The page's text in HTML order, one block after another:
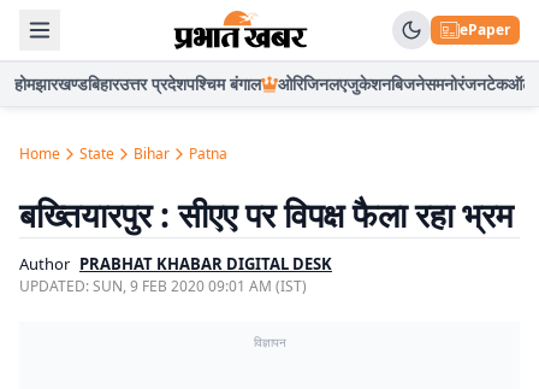
ePaper
होमझारखण्डबिहारउत्तर प्रदेशपश्चिम बंगाल ओरिजिनलएजुकेशनबिजनेसमनोरंजनटेकऑटो
Home State Bihar Patna
बख्तियारपुर : सीएए पर विपक्ष फैला रहा भ्रम
Author PRABHAT KHABAR DIGITAL DESK
UPDATED:SUN, 9 FEB 2020 09:01 AM (IST)
विज्ञापन